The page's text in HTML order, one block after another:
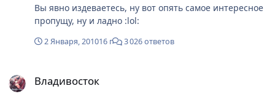
Вы явно издеваетесь, ну вот опять самое интересное
пропущу, ну и ладно :lol:
2 Января, 201016 г 3 026 ответов
Владивосток